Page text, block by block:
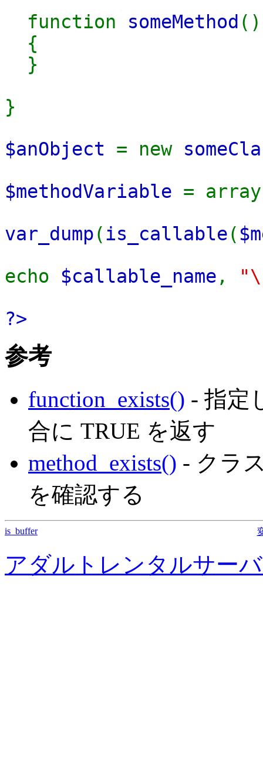
function someMethod
{
}
}
$anObject = new
$methodVariable =
var_dump(is_callable(
echo $callable_name ,
?>
参考
function_exists() - 指定
合に TRUE を返す
method_exists() - クラ
を確認する
is_buffer
アダルトレンタルサー